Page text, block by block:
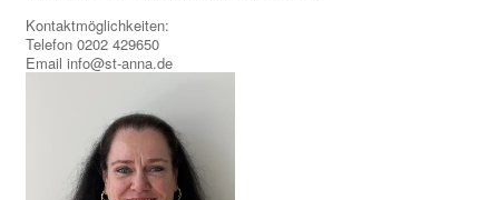
Kontaktmöglichkeiten:
Telefon 0202 429650
Email info@st-anna.de